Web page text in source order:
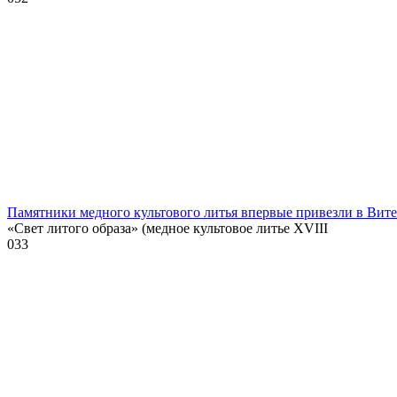
Памятники медного культового литья впервые привезли в
«Свет литого образа» (медное культовое литье XVIII
033